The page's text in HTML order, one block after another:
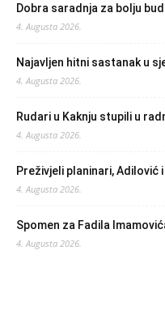
Dobra saradnja za bolju
4. Augusta 2026.
Najavljen hitni sastanak u
4. Augusta 2026.
Rudari u Kaknju stupili u
4. Augusta 2026.
Preživjeli planinari, Adilović
4. Augusta 2026.
Spomen za Fadila
4. Augusta 2026.